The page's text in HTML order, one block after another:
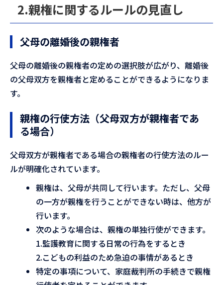
2.親権に関するルールの見直し
父母の離婚後の親権者
父母の離婚後の親権者の定めの選択肢が広がり、離婚後
の父母双方を親権者と定めることができるようになりま
す。
親権の行使方法（父母双方が親権者であ
る場合）
父母双方が親権者である場合の親権者の行使方法のルー
ルが明確化されています。
親権は、父母が共同して行います。ただし、父母
の一方が親権を行うことができない時は、他方が
行います。
次のような場合は、親権の単独行使ができます。
1.監護教育に関する日常の行為をするとき
2.こどもの利益のため急迫の事情があるとき
特定の事項について、家庭裁判所の手続きで親権